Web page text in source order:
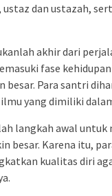
dan ustazah,
akhir dari
fase
besar. Para santri
yang dimiliki
langkah awal
besar. Karena itu,
kualitas diri